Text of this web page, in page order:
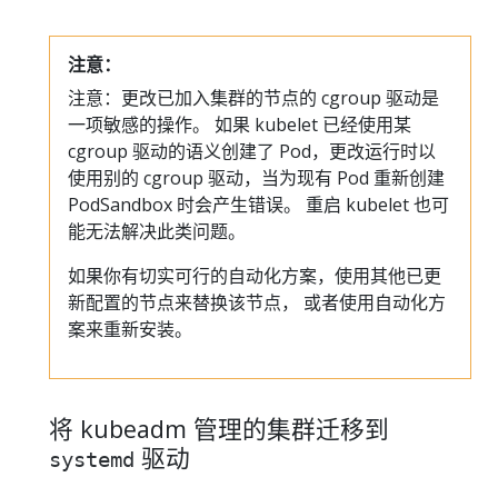
注意：
注意：更改已加入集群的节点的 cgroup 驱动是
一项敏感的操作。 如果 kubelet 已经使用某
cgroup 驱动的语义创建了 Pod，更改运行时以
使用别的 cgroup 驱动，当为现有 Pod 重新创建
PodSandbox 时会产生错误。 重启 kubelet 也可
能无法解决此类问题。
如果你有切实可行的自动化方案，使用其他已更
新配置的节点来替换该节点， 或者使用自动化方
案来重新安装。
将 kubeadm 管理的集群迁移到
systemd 驱动